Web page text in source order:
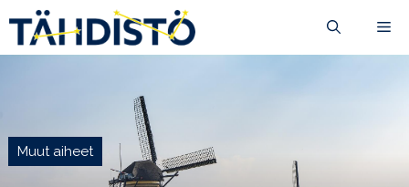
sisältöön
Muut aiheet